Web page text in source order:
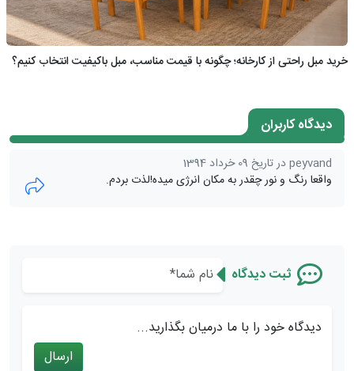
خرید مبل راحتی از کارخانه؛ چگونه با قیمت مناسب، مبل باکیفیت انتخاب کنیم؟
دیدگاه کاربران
peyvand در تاریخ 09 خرداد 1394
واقعا رنگ و نور چقدر به مکان انرژی میده!لذت بردم.
ثبت دیدگاه
دیدگاه خود را با ما درمیان بگذارید...
ارسال